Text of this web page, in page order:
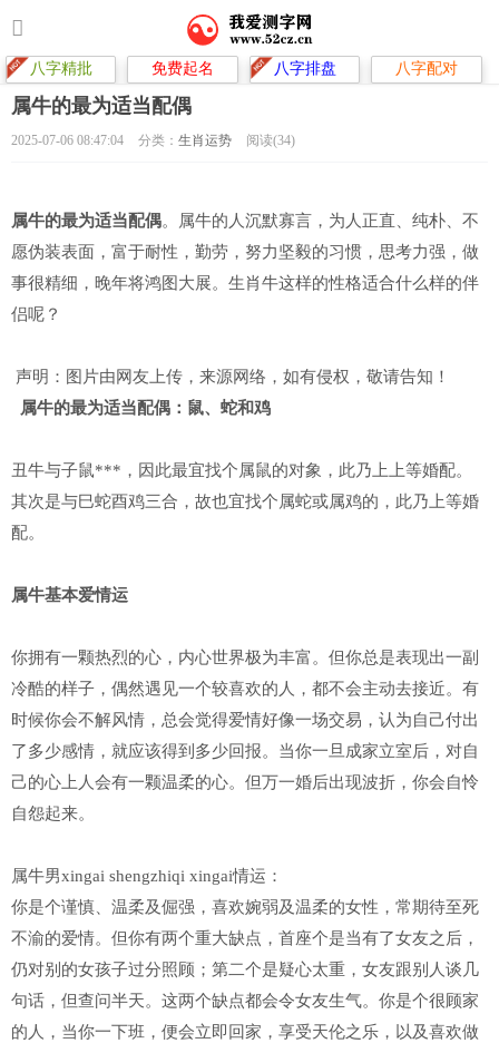
八字精批 免费起名 八字排盘 八字配对
属牛的最为适当配偶
2025-07-06 08:47:04 分类： 生肖运势 阅读(34)
属牛的最为适当配偶。属牛的人沉默寡言，为人正直、纯朴、不
愿伪装表面，富于耐性，勤劳，努力坚毅的习惯，思考力强，做
事很精细，晚年将鸿图大展。生肖牛这样的性格适合什么样的伴
侣呢？
声明：图片由网友上传，来源网络，如有侵权，敬请告知！
属牛的最为适当配偶：鼠、蛇和鸡
丑牛与子鼠***，因此最宜找个属鼠的对象，此乃上上等婚配。
其次是与巳蛇酉鸡三合，故也宜找个属蛇或属鸡的，此乃上等婚
配。
属牛基本爱情运
你拥有一颗热烈的心，内心世界极为丰富。但你总是表现出一副
冷酷的样子，偶然遇见一个较喜欢的人，都不会主动去接近。有
时候你会不解风情，总会觉得爱情好像一场交易，认为自己付出
了多少感情，就应该得到多少回报。当你一旦成家立室后，对自
己的心上人会有一颗温柔的心。但万一婚后出现波折，你会自怜
自怨起来。
属牛男xingai shengzhiqi xingai情运：
你是个谨慎、温柔及倔强，喜欢婉弱及温柔的女性，常期待至死
不渝的爱情。但你有两个重大缺点，首座个是当有了女友之后，
仍对别的女孩子过分照顾；第二个是疑心太重，女友跟别人谈几
句话，但查问半天。这两个缺点都会令女友生气。你是个很顾家
的人，当你一下班，便会立即回家，享受天伦之乐，以及喜欢做